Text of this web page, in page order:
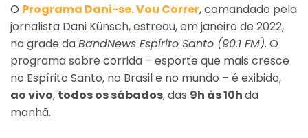
O Programa Dani-se. Vou Correr, comandado pela
jornalista Dani Künsch, estreou, em janeiro de 2022,
na grade daBandNews Espírito Santo (90.1 FM). O
programa sobre corrida – esporte que mais cresce
no Espírito Santo, no Brasil e no mundo – é exibido,
ao vivo, todos os sábados, das 9h às 10hda
manhã.